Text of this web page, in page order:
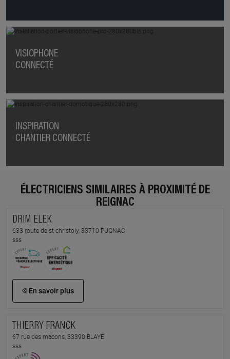
VISIOPHONE
CONNECTÉ
INSPIRATION
CHANTIER CONNECTÉ
ÉLECTRICIENS SIMILAIRES À PROXIMITÉ DE
REIGNAC
DRIM ELEK
633 route de st christoly, 33710 PUGNAC
sss
En savoir plus
THIERRY FRANCK
67 rue des macons, 33390 BLAYE
sss